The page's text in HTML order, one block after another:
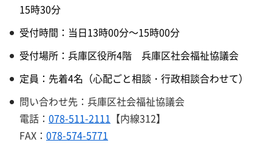
15時30分
受付時間：当日13時00分～15時00分
受付場所：兵庫区役所4階 兵庫区社会福祉協議会
定員：先着4名（心配ごと相談・行政相談合わせて）
問い合わせ先：兵庫区社会福祉協議会
電話： 078-511-2111 【内線312】
FAX： 078-574-5771